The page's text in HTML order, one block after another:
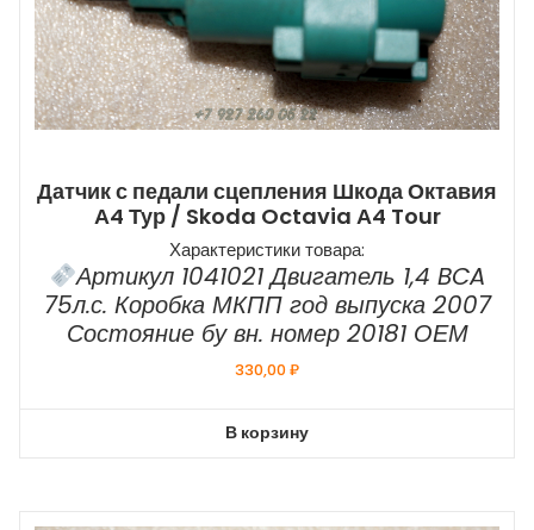
Датчик с педали сцепления Шкода Октавия
А4 Тур / Skoda Octavia А4 Tour
Характеристики товара:
Артикул 1041021 Двигатель 1,4 BCA
75л.с. Коробка МКПП год выпуска 2007
Состояние бу вн. номер 20181 ОЕМ
330,00₽
В корзину